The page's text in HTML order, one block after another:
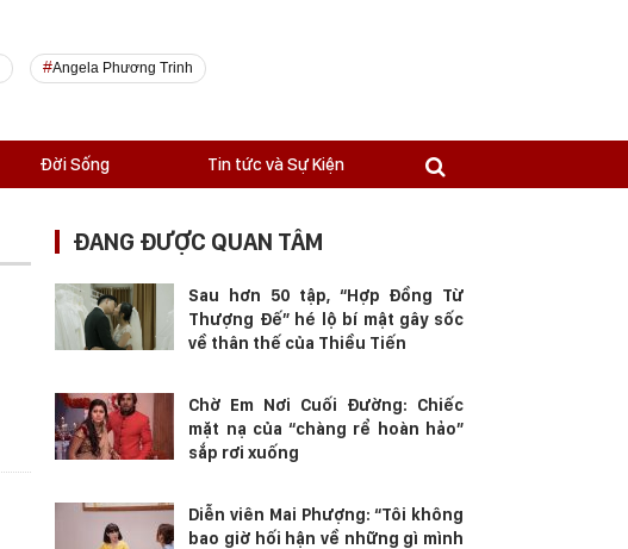
Angela Phương Trinh
Đời Sống Tin tức và Sự Kiện
ĐANG ĐƯỢC QUAN TÂM
Sau hơn 50 tập, “Hợp Đồng Từ
Thượng Đế” hé lộ bí mật gây sốc
về thân thế của Thiều Tiến
Chờ Em Nơi Cuối Đường: Chiếc
mặt nạ của “chàng rể hoàn hảo”
sắp rơi xuống
Diễn viên Mai Phượng: “Tôi không
bao giờ hối hận về những gì mình